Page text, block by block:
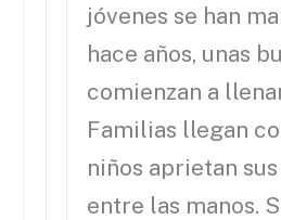
jóvenes se han
hace años, unas
comienzan a
Familias llegan
niños aprietan
entre las manos.